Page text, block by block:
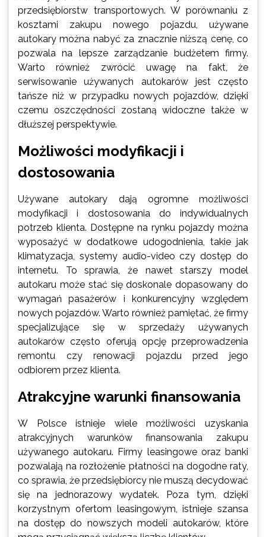
przedsiębiorstw transportowych. W porównaniu z
kosztami zakupu nowego pojazdu, używane
autokary można nabyć za znacznie niższą cenę, co
pozwala na lepsze zarządzanie budżetem firmy.
Warto również zwrócić uwagę na fakt, że
serwisowanie używanych autokarów jest często
tańsze niż w przypadku nowych pojazdów, dzięki
czemu oszczędności zostaną widoczne także w
dłuższej perspektywie.
Możliwości modyfikacji i
dostosowania
Używane autokary dają ogromne możliwości
modyfikacji i dostosowania do indywidualnych
potrzeb klienta. Dostępne na rynku pojazdy można
wyposażyć w dodatkowe udogodnienia, takie jak
klimatyzacja, systemy audio-video czy dostęp do
internetu. To sprawia, że nawet starszy model
autokaru może stać się doskonale dopasowany do
wymagań pasażerów i konkurencyjny względem
nowych pojazdów. Warto również pamiętać, że firmy
specjalizujące się w sprzedaży używanych
autokarów często oferują opcję przeprowadzenia
remontu czy renowacji pojazdu przed jego
odbiorem przez klienta.
Atrakcyjne warunki finansowania
W Polsce istnieje wiele możliwości uzyskania
atrakcyjnych warunków finansowania zakupu
używanego autokaru. Firmy leasingowe oraz banki
pozwalają na rozłożenie płatności na dogodne raty,
co sprawia, że przedsiębiorcy nie muszą decydować
się na jednorazowy wydatek. Poza tym, dzięki
korzystnym ofertom leasingowym, istnieje szansa
na dostęp do nowszych modeli autokarów, które